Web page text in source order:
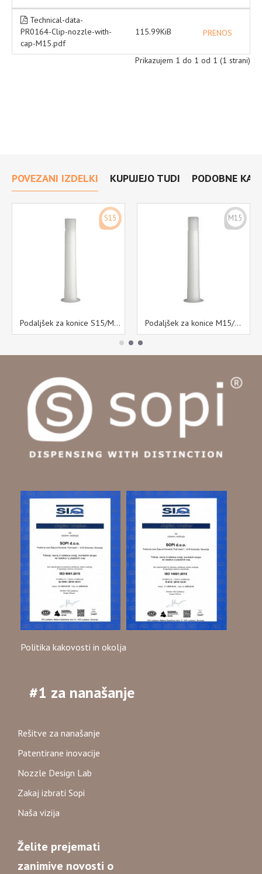
Technical-data-
PR0164-Clip-nozzle-with-
cap-M15.pdf
115.99KiB PRENOS
Prikazujem 1 do 1 od 1 (1 strani)
POVEZANI IZDELKI KUPUJEJO TUDI PODOBNE
S15
Podaljšek za konice S15/M15
M15
Podaljšek za konice M15/M15
Politika kakovosti in okolja
#1 za nanašanje
Rešitve za nanašanje
Patentirane inovacije
Nozzle Design Lab
Zakaj izbrati Sopi
Naša vizija
Želite prejemati
zanimive novosti o